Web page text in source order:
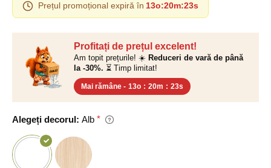
Profitați de prețul excelent!
Am topit prețurile! ☀️ Reduceri de vară de până
la -30%. ⏳ Timp limitat!
Mai rămâne - 13o : 20m : 22s
Alegeți decorul: Alb
Prețul promoțional expiră în 13o:20m:22s